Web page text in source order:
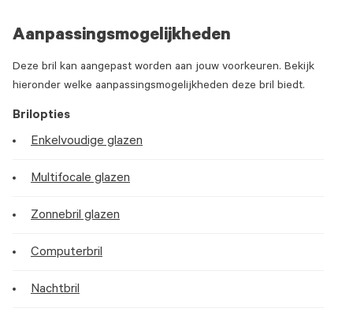
Aanpassingsmogelijkheden
Deze bril kan aangepast worden aan jouw voorkeuren. Bekijk
hieronder welke aanpassingsmogelijkheden deze bril biedt.
Brilopties
Enkelvoudige glazen
Multifocale glazen
Zonnebril glazen
Computerbril
Nachtbril